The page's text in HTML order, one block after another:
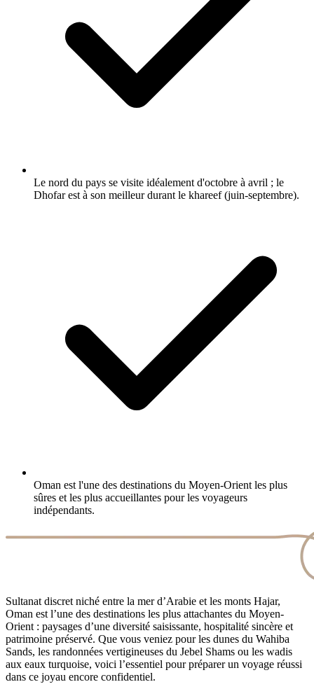
Le nord du pays se visite idéalement d'octobre à avril ; le
Dhofar est à son meilleur durant le khareef (juin-septembre).
Oman est l'une des destinations du Moyen-Orient les plus
sûres et les plus accueillantes pour les voyageurs
indépendants.
Sultanat discret niché entre la mer d’Arabie et les monts Hajar,
Oman est l’une des destinations les plus attachantes du Moyen-
Orient : paysages d’une diversité saisissante, hospitalité sincère et
patrimoine préservé. Que vous veniez pour les dunes du Wahiba
Sands, les randonnées vertigineuses du Jebel Shams ou les wadis
aux eaux turquoise, voici l’essentiel pour préparer un voyage réussi
dans ce joyau encore confidentiel.